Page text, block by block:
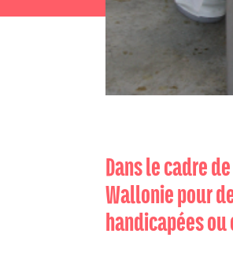
Dans le cadre
Wallonie pour
handicapées